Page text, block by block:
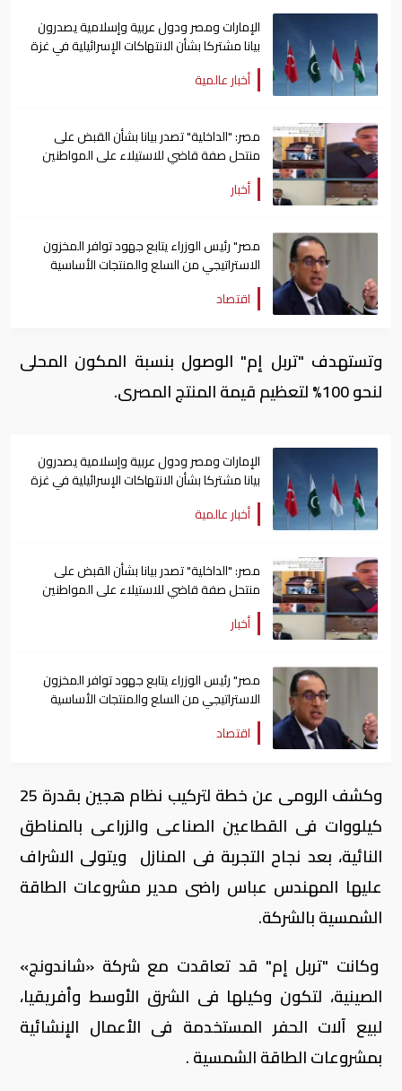
الإمارات ومصر ودول عربية وإسلامية يصدرون
بيانا مشتركا بشأن الانتهاكات الإسرائيلية في غزة
أخبار عالمية
مصر: "الداخلية" تصدر بيانا بشأن القبض على
منتحل صفة قاضي للاستيلاء على المواطنين
أخبار
مصر" رئيس الوزراء يتابع جهود توافر المخزون
الاستراتيجي من السلع والمنتجات الأساسية
اقتصاد
وتستهدف "تربل إم" الوصول بنسبة المكون المحلى
لنحو 100% لتعظيم قيمة المنتج المصرى.
الإمارات ومصر ودول عربية وإسلامية يصدرون
بيانا مشتركا بشأن الانتهاكات الإسرائيلية في غزة
أخبار عالمية
مصر: "الداخلية" تصدر بيانا بشأن القبض على
منتحل صفة قاضي للاستيلاء على المواطنين
أخبار
مصر" رئيس الوزراء يتابع جهود توافر المخزون
الاستراتيجي من السلع والمنتجات الأساسية
اقتصاد
وكشف الرومى عن خطة لتركيب نظام هجين بقدرة 25
كيلووات فى القطاعين الصناعى والزراعى بالمناطق
النائية، بعد نجاح التجربة فى المنازل ويتولى الاشراف
عليها المهندس عباس راضى مدير مشروعات الطاقة
الشمسية بالشركة.
وكانت "تربل إم" قد تعاقدت مع شركة «شاندونج»
الصينية، لتكون وكيلها فى الشرق الأوسط وأفريقيا،
لبيع آلات الحفر المستخدمة فى الأعمال الإنشائية
بمشروعات الطاقة الشمسية .